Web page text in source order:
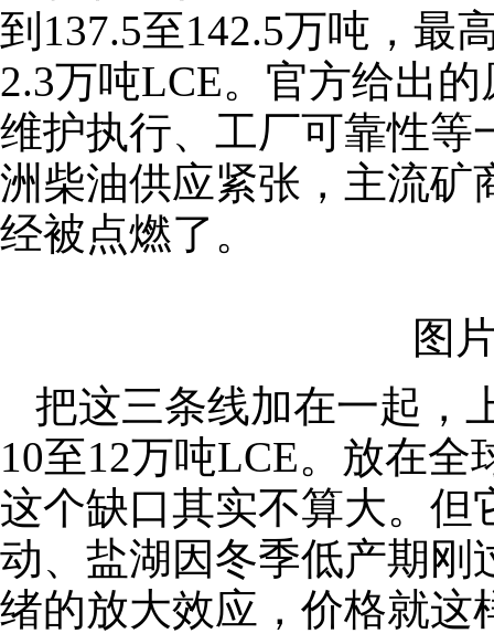
到137.5至142.5万吨，最
2.3万吨LCE。官方给出
维护执行、工厂可靠性等
洲柴油供应紧张，主流矿
经被点燃了。
图
把这三条线加在一起，
10至12万吨LCE。放在
这个缺口其实不算大。但
动、盐湖因冬季低产期刚
绪的放大效应，价格就这